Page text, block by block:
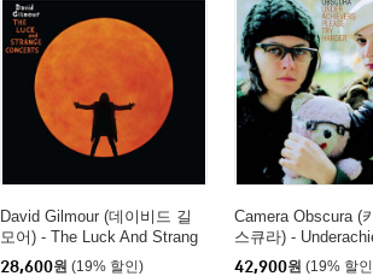
David Gilmour (데이비드 길
모어) - The Luck And Strang
e Concerts
28,600원 (19% 할인)
Camera Obscura (
스큐라) -
ase Try Harder [LP]
42,900원 (19% 할